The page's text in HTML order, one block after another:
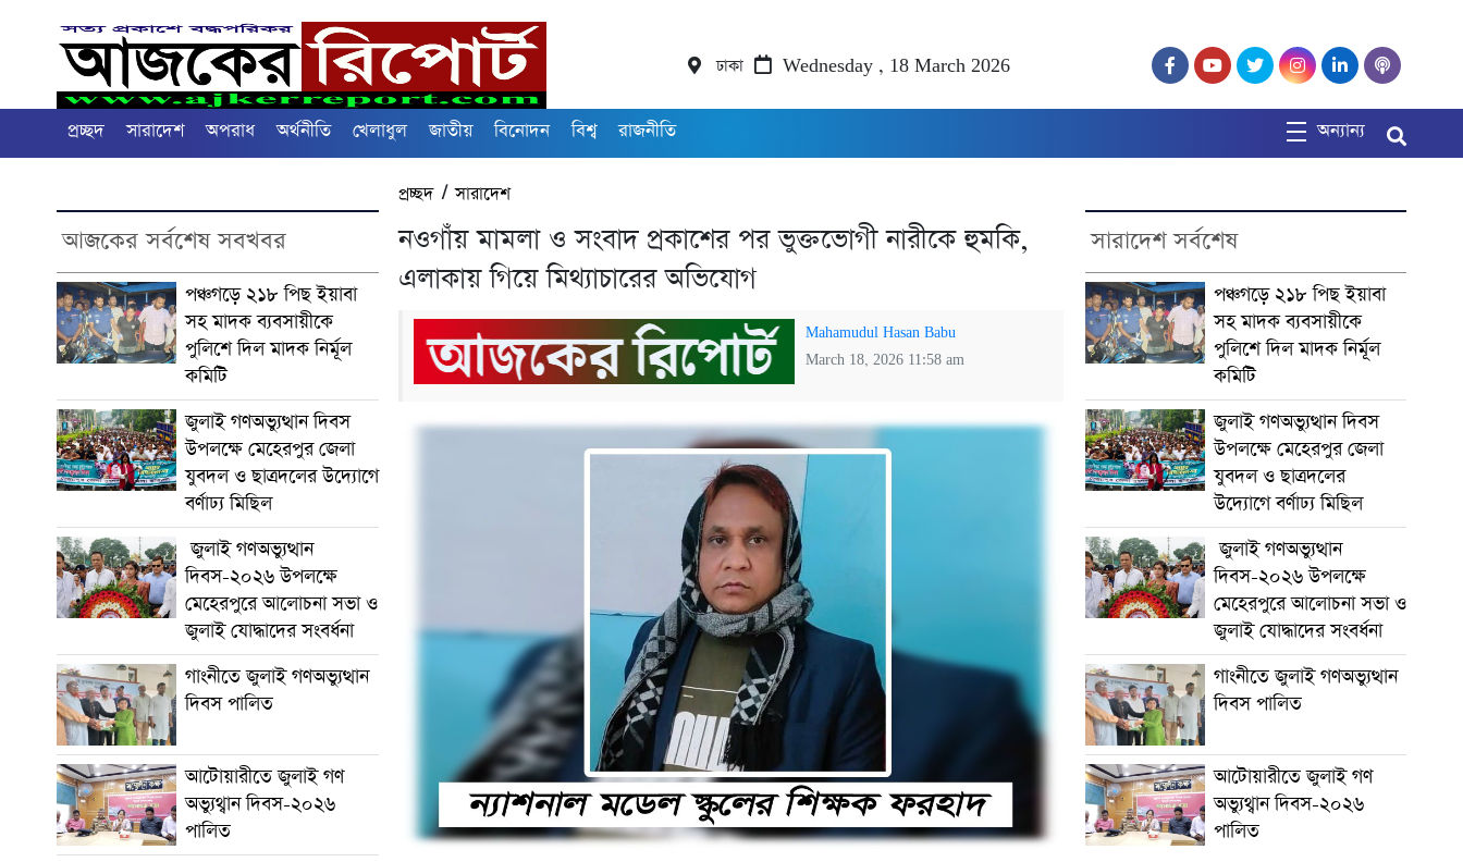
ঢাকা Wednesday , 18 March 2026
প্রচ্ছদ সারাদেশ অপরাধ অর্থনীতি খেলাধুল জাতীয় বিনোদন বিশ্ব রাজনীতি অন্যান্য
আজকের সর্বশেষ সবখবর
পঞ্চগড়ে ২১৮ পিছ ইয়াবা
সহ মাদক ব্যবসায়ীকে
পুলিশে দিল মাদক নির্মূল
কমিটি
জুলাই গণঅভ্যুত্থান দিবস
উপলক্ষে মেহেরপুর জেলা
যুবদল ও ছাত্রদলের উদ্যোগে
বর্ণাঢ্য মিছিল
জুলাই গণঅভ্যুত্থান
দিবস-২০২৬ উপলক্ষে
মেহেরপুরে আলোচনা সভা ও
জুলাই যোদ্ধাদের সংবর্ধনা
গাংনীতে জুলাই গণঅভ্যুত্থান
দিবস পালিত
আটোয়ারীতে জুলাই গণ
অভ্যুথ্বান দিবস-২০২৬
পালিত
প্রচ্ছদ/সারাদেশ
নওগাঁয় মামলা ও সংবাদ প্রকাশের পর ভুক্তভোগী নারীকে হুমকি,
এলাকায় গিয়ে মিথ্যাচারের অভিযোগ
Mahamudul Hasan Babu
March 18, 2026 11:58 am
সারাদেশ সর্বশেষ
পঞ্চগড়ে ২১৮ পিছ ইয়াবা
সহ মাদক ব্যবসায়ীকে
পুলিশে দিল মাদক নির্মূল
কমিটি
জুলাই গণঅভ্যুত্থান দিবস
উপলক্ষে মেহেরপুর জেলা
যুবদল ও ছাত্রদলের
উদ্যোগে বর্ণাঢ্য মিছিল
জুলাই গণঅভ্যুত্থান
দিবস-২০২৬ উপলক্ষে
মেহেরপুরে আলোচনা সভা ও
জুলাই যোদ্ধাদের সংবর্ধনা
গাংনীতে জুলাই গণঅভ্যুত্থান
দিবস পালিত
আটোয়ারীতে জুলাই গণ
অভ্যুথ্বান দিবস-২০২৬
পালিত